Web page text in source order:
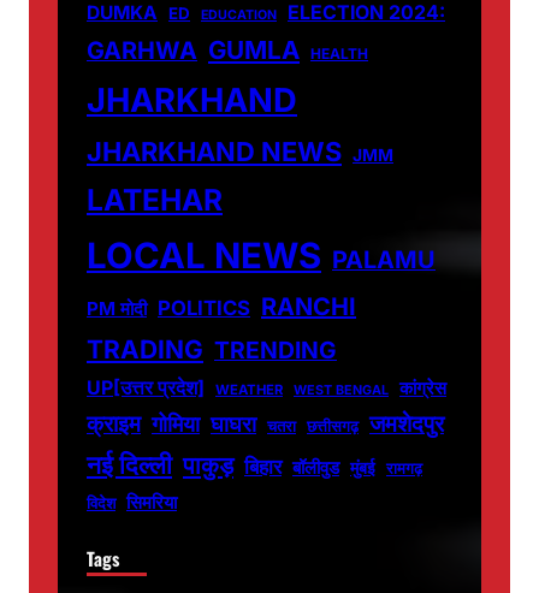
DUMKA ED EDUCATION ELECTION 2024:
GARHWA GUMLA HEALTH
JHARKHAND
JHARKHAND NEWS JMM
LATEHAR
LOCAL NEWS PALAMU
PM मोदी POLITICS RANCHI
TRADING TRENDING
UP[उत्तर प्रदेश] WEATHER WEST BENGAL कांग्रेस
क्राइम गोमिया घाघरा चतरा छत्तीसगढ़ जमशेदपुर
नई दिल्ली पाकुड़ बिहार बॉलीवुड मुंबई रामगढ़
विदेश सिमरिया
Tags